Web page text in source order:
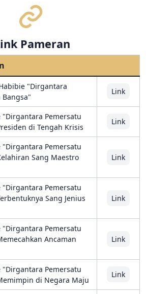
Pameran
"Dirgantara
Bangsa"
Link
"Dirgantara Pemersatu
di Tengah Krisis
Link
"Dirgantara Pemersatu
Sang Maestro
Link
"Dirgantara Pemersatu
Sang Jenius
Link
"Dirgantara Pemersatu
Ancaman
Link
"Dirgantara Pemersatu
di Negara Maju
Link